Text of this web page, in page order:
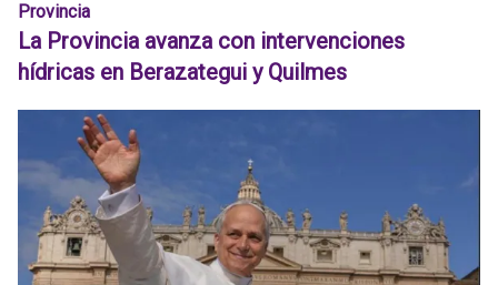
Provincia
La Provincia avanza con intervenciones
hídricas en Berazategui y Quilmes